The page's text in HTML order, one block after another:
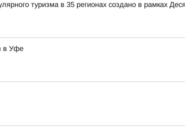
туризма в 35 регионах создано в рамках
в Уфе